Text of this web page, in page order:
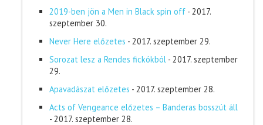
2019-ben jön a Men in Black spin off - 2017.
szeptember 30.
Never Here előzetes - 2017. szeptember 29.
Sorozat lesz a Rendes fickókból - 2017. szeptember
29.
Apavadászat előzetes - 2017. szeptember 28.
Acts of Vengeance előzetes – Banderas bosszút áll
- 2017. szeptember 28.